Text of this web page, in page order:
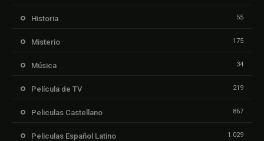
Historia 55
Misterio 175
Música 34
Película de TV 219
Peliculas Castellano 867
Peliculas Español Latino 1.029